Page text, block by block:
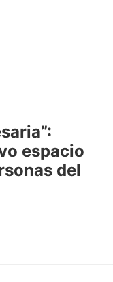
espacio
del